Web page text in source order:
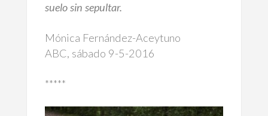
suelo sin sepultar.
Mónica Fernández-Aceytuno
ABC, sábado 9-5-2016
*****